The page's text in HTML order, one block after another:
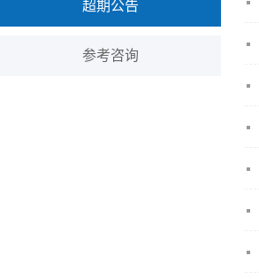
超期公告
参考咨询